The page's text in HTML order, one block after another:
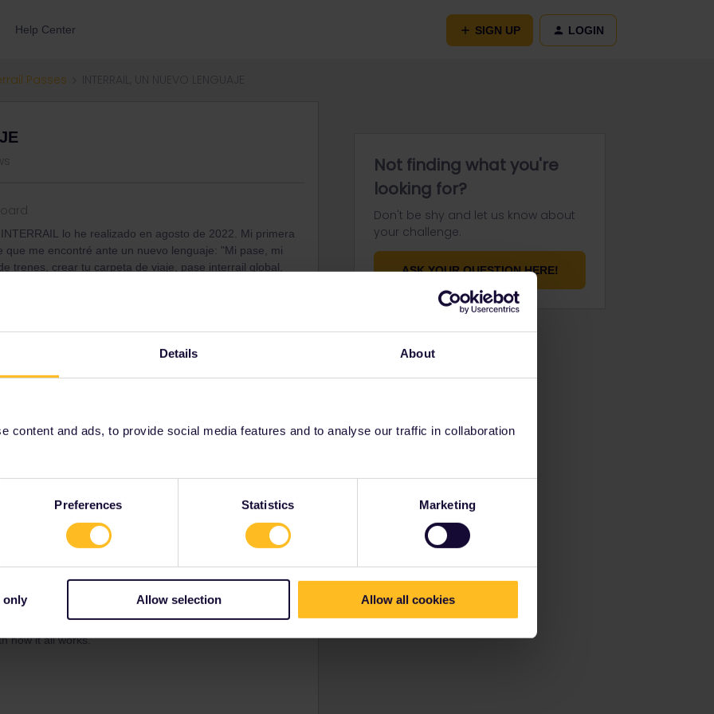
Details About
content and ads, to provide social media features and to analyse our traffic in collaboration
Preferences Statistics Marketing
only Allow selection Allow all cookies
Help Center SIGN UP LOGIN
Passes
lo he realizado en agosto de 2022. Mi primera
me encontré ante un nuevo lenguaje: "Mi pase, mi
trenes, crear tu carpeta de viaje, pase interrail global,
etc…”. En el fondo es un lenguaje muy sencillo pero si
de interpretarlo. En este blog intento traducírtelo de la
haré referencia al "pase movil" porque es el que utilizó
el enlace:
09/vianovatojes-interrail_4.html
Forum|Forum|3 years ago
right spirit. Also good to link to as we see a lot of
how it all works.
Not finding what you're
looking for?
Don't be shy and let us know about
your challenge.
ASK YOUR QUESTION HERE!